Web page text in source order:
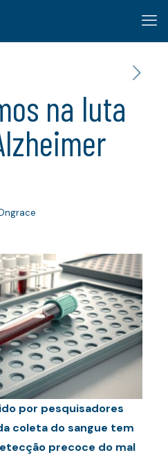
na luta
por pesquisadores
coleta do sangue tem
precoce do mal